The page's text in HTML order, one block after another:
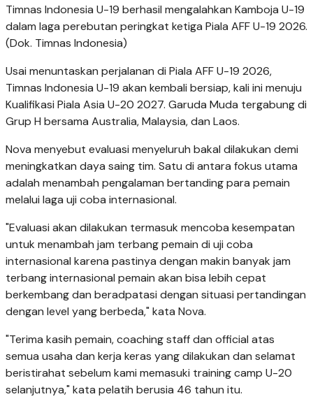
Timnas Indonesia U-19 berhasil mengalahkan Kamboja U-19
dalam laga perebutan peringkat ketiga Piala AFF U-19 2026.
(Dok. Timnas Indonesia)
Usai menuntaskan perjalanan di Piala AFF U-19 2026,
Timnas Indonesia U-19 akan kembali bersiap, kali ini menuju
Kualifikasi Piala Asia U-20 2027. Garuda Muda tergabung di
Grup H bersama Australia, Malaysia, dan Laos.
Nova menyebut evaluasi menyeluruh bakal dilakukan demi
meningkatkan daya saing tim. Satu di antara fokus utama
adalah menambah pengalaman bertanding para pemain
melalui laga uji coba internasional.
"Evaluasi akan dilakukan termasuk mencoba kesempatan
untuk menambah jam terbang pemain di uji coba
internasional karena pastinya dengan makin banyak jam
terbang internasional pemain akan bisa lebih cepat
berkembang dan beradpatasi dengan situasi pertandingan
dengan level yang berbeda," kata Nova.
"Terima kasih pemain, coaching staff dan official atas
semua usaha dan kerja keras yang dilakukan dan selamat
beristirahat sebelum kami memasuki training camp U-20
selanjutnya," kata pelatih berusia 46 tahun itu.